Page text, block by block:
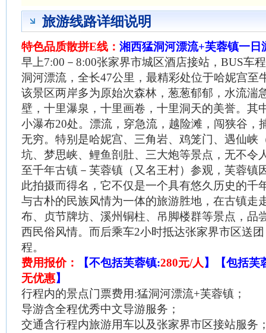
旅游线路详细说明
特色品质散拼E线： 湘西猛洞河漂流+芙蓉镇一日
早上7:00 － 8:00张家界市城区酒店接站， BUS车
洞河漂流，全长47公里 ，最精彩处位于哈妮宫至
该景区两岸多为原始次森林，葱葱郁郁，水流湍
壁，十里瀑泉，十里画卷，十里洞天的美誉。其
小瀑布20处。漂流，穿急流，越险滩，闯狭谷，
无穷。特别是哈妮宫、三角岩、鸡笼门、遇仙峡
坑、梦思峡、鲤鱼剖肚、三大炮等景点，无不令
至千年古镇－芙蓉镇（又名王村）参观，芙蓉镇
此拍摄而得名，它不仅是一个具有悠久历史的千
与古朴的民族风情为一体的旅游胜地，在古镇走
布、贞节牌坊、溪州铜柱、吊脚楼群等景点，品
西民俗风情。而后乘车2小时抵达张家界市区送
程。
费用报价：
【不包括芙蓉镇:280元/人 】【包括芙
无优惠】
行程内的景点门票费用:猛洞河漂流+芙蓉镇；
导游含全程优秀中文导游服务；
交通含行程内旅游用车以及张家界市区接站服务